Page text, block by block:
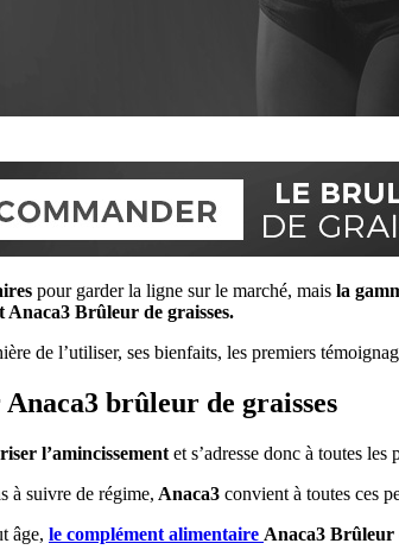
pour garder la ligne sur le marché, mais la
Anaca3 Brûleur de graisses.
de l’utiliser, ses bienfaits, les premiers
brûleur de graisses
l’amincissement et s’adresse donc à toutes
à suivre de régime, Anaca3 convient à toutes ces
âge, le complément alimentaire Anaca3 Brûleur